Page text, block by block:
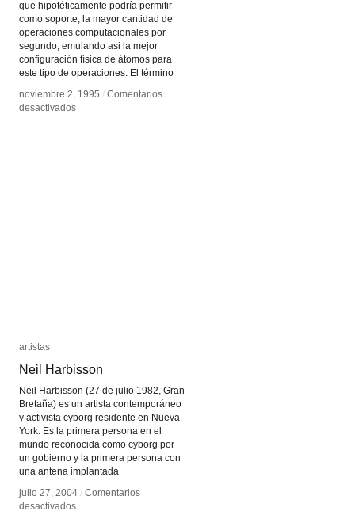
que hipotéticamente podría permitir
como soporte, la mayor cantidad de
operaciones computacionales por
segundo, emulando asi la mejor
configuración física de átomos para
este tipo de operaciones. El término
noviembre 2, 1995 / Comentarios
desactivadosen
noviembre 2, 1995 / Comentarios
desactivadosen
artistas
Neil Harbisson
Neil Harbisson (27 de julio 1982, Gran
Bretaña) es un artista contemporáneo
y activista cyborg residente en Nueva
York. Es la primera persona en el
mundo reconocida como cyborg por
un gobierno y la primera persona con
una antena implantada
julio 27, 2004 / Comentarios
desactivadosen
artistas
Neil Harbisson
julio 27, 2004 / Comentarios
desactivadosen